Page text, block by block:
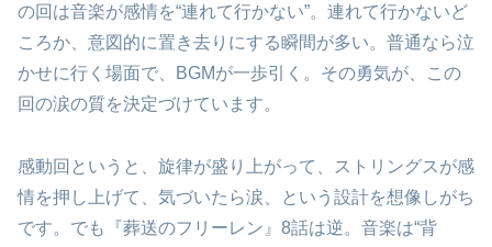
の回は音楽が感情を“連れて行かない”。連れて行かないど
ころか、意図的に置き去りにする瞬間が多い。普通なら泣
かせに行く場面で、BGMが一歩引く。その勇気が、この
回の涙の質を決定づけています。
感動回というと、旋律が盛り上がって、ストリングスが感
情を押し上げて、気づいたら涙、という設計を想像しがち
です。でも『葬送のフリーレン』8話は逆。音楽は“背